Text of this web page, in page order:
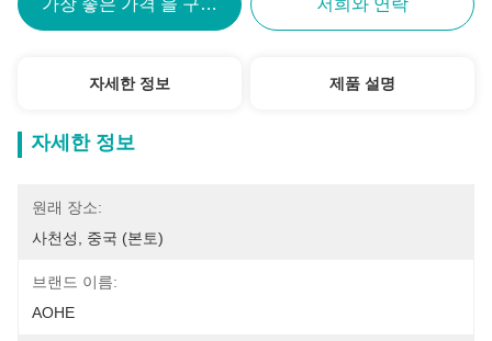
가장 좋은 가격 을 구하라 저희와 연락
자세한 정보 제품 설명
자세한 정보
원래 장소:
사천성, 중국 (본토)
브랜드 이름:
AOHE